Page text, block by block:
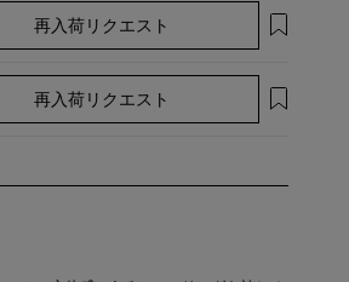
再入荷リクエスト
再入荷リクエスト